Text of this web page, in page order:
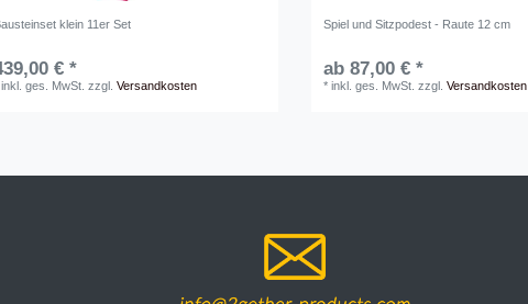
klein 11er Set
€ *
inkl. ges. MwSt. zzgl.Versandkosten
Spiel und Sitzpodest - Raute 12 cm
ab 87,00 € *
*inkl. ges. MwSt. zzgl.Versandkosten